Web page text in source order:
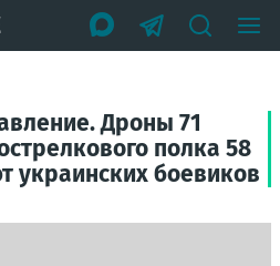
Дроны 71
полка 58
украинских боевиков